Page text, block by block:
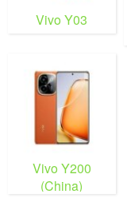
Vivo Y03
Vivo Y200
(China)